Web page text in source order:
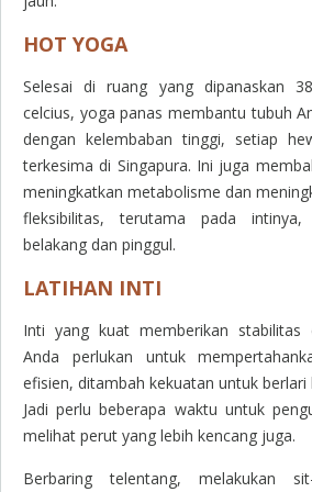
HOT YOGA
Selesai di ruang yang dipanaskan
celcius, yoga panas membantu tubuh
dengan kelembaban tinggi, setiap
terkesima di Singapura. Ini juga
meningkatkan metabolisme dan
fleksibilitas, terutama pada
belakang dan pinggul.
LATIHAN INTI
Inti yang kuat memberikan stabilitas
Anda perlukan untuk
efisien, ditambah kekuatan untuk berlari
Jadi perlu beberapa waktu untuk
melihat perut yang lebih kencang juga.
Berbaring telentang, melakukan